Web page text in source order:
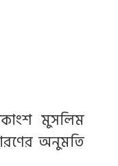
মুসলিম
অনুমতি